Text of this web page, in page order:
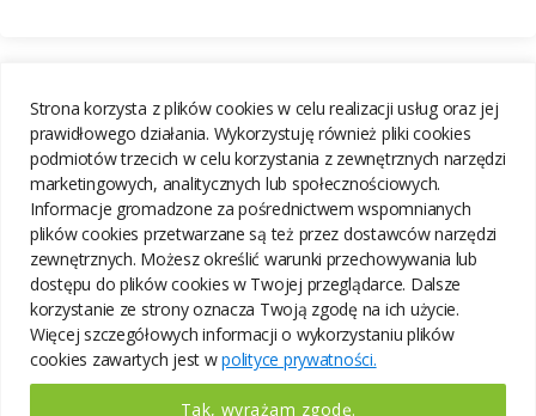
Strona korzysta z plików cookies w celu realizacji usług oraz jej
prawidłowego działania. Wykorzystuję również pliki cookies
podmiotów trzecich w celu korzystania z zewnętrznych narzędzi
marketingowych, analitycznych lub społecznościowych.
Informacje gromadzone za pośrednictwem wspomnianych
plików cookies przetwarzane są też przez dostawców narzędzi
zewnętrznych. Możesz określić warunki przechowywania lub
dostępu do plików cookies w Twojej przeglądarce. Dalsze
korzystanie ze strony oznacza Twoją zgodę na ich użycie.
Więcej szczegółowych informacji o wykorzystaniu plików
cookies zawartych jest wpolityce prywatności.
Tak, wyrażam zgodę.